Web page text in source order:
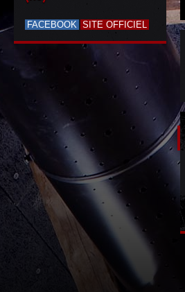
FACEBOOK SITE OFFICIEL